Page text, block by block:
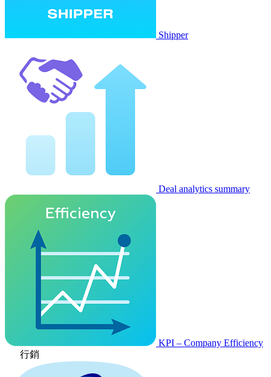
Shipper
Deal analytics summary
KPI – Company Efficiency
行銷